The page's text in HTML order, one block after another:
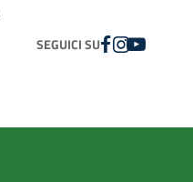
SEGUICI SUFACEBOOK
INSTAGRAM
YOUTUBE